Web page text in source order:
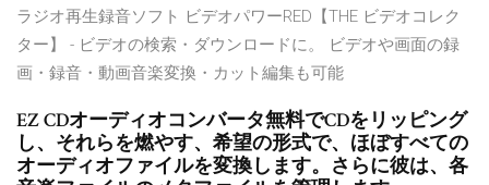
ラジオ再生録音ソフト ビデオパワーRED【THE ビデオコレク
ター】 - ビデオの検索・ダウンロードに。 ビデオや画面の録
画・録音・動画音楽変換・カット編集も可能
EZ CDオーディオコンバータ無料でCDをリッピング
し、それらを燃やす、希望の形式で、ほぼすべての
オーディオファイルを変換します。さらに彼は、各